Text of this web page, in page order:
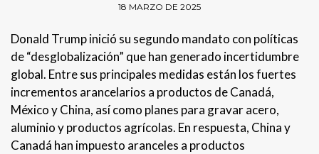
18 MARZO DE 2025
Donald Trump inició su segundo mandato con políticas
de “desglobalización” que han generado incertidumbre
global. Entre sus principales medidas están los fuertes
incrementos arancelarios a productos de Canadá,
México y China, así como planes para gravar acero,
aluminio y productos agrícolas. En respuesta, China y
Canadá han impuesto aranceles a productos